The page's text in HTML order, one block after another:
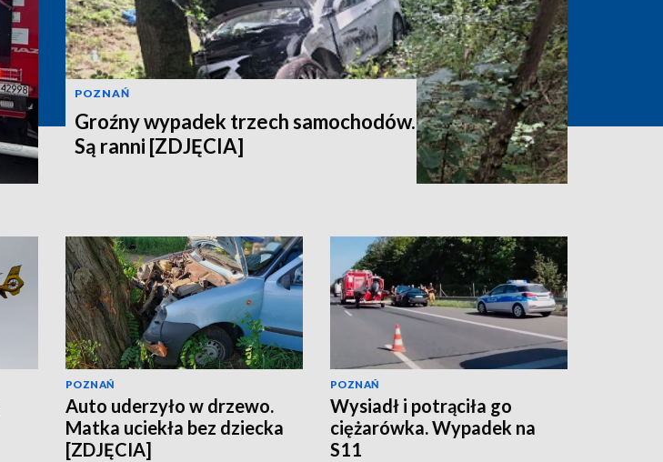
POZNAŃ
Groźny wypadek trzech samochodów.
Są ranni [ZDJĘCIA]
POZNAŃ
Auto uderzyło w drzewo.
Matka uciekła bez dziecka
[ZDJĘCIA]
POZNAŃ
Wysiadł i potrąciła go
ciężarówka. Wypadek na
S11